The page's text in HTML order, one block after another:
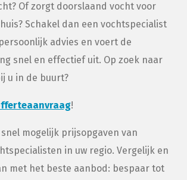
Of zorgt doorslaand vocht voor
Schakel dan een vochtspecialist
advies en voert de
snel en effectief uit. Op zoek naar
u in de buurt?
!
mogelijk prijsopgaven van
in uw regio. Vergelijk en
met het beste aanbod: bespaar tot